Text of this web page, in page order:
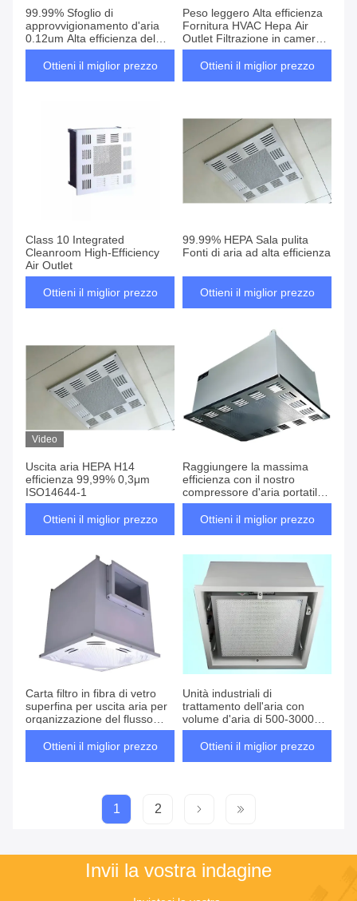
99.99% Sfoglio di
approvvigionamento d'aria
0.12um Alta efficienza del
filtro Carta in fibra di vetro
Ottieni il miglior prezzo
Peso leggero Alta efficienza
Fornitura HVAC Hepa Air
Outlet Filtrazione in camera
pulita 0.3um Per il sistema di
condizionamento dell'aria
Ottieni il miglior prezzo
Class 10 Integrated
Cleanroom High-Efficiency
Air Outlet
Ottieni il miglior prezzo
99.99% HEPA Sala pulita
Fonti di aria ad alta efficienza
Ottieni il miglior prezzo
Video
Uscita aria HEPA H14
efficienza 99,99% 0,3μm
ISO14644-1
Ottieni il miglior prezzo
Raggiungere la massima
efficienza con il nostro
compressore d'aria portatile
industriale 500-3000m3/h
Volume d'aria e flusso d'aria
Ottieni il miglior prezzo
Carta filtro in fibra di vetro
superfina per uscita aria per
organizzazione del flusso
d'aria e scenario applicativo
Ottieni il miglior prezzo
Unità industriali di
trattamento dell'aria con
volume d'aria di 500-3000
m3/h
Ottieni il miglior prezzo
1 2
Invii la vostra indagine